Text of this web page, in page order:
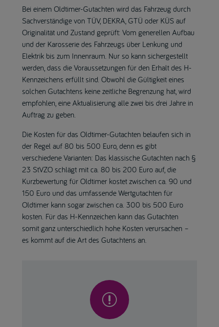
Bei einem Oldtimer-Gutachten wird das Fahrzeug durch
Sachverständige von TÜV, DEKRA, GTÜ oder KÜS auf
Originalität und Zustand geprüft: Vom generellen Aufbau
und der Karosserie des Fahrzeugs über Lenkung und
Elektrik bis zum Innenraum. Nur so kann sichergestellt
werden, dass die Voraussetzungen für den Erhalt des H-
Kennzeichens erfüllt sind. Obwohl die Gültigkeit eines
solchen Gutachtens keine zeitliche Begrenzung hat, wird
empfohlen, eine Aktualisierung alle zwei bis drei Jahre in
Auftrag zu geben.
Die Kosten für das Oldtimer-Gutachten belaufen sich in
der Regel auf 80 bis 500 Euro, denn es gibt
verschiedene Varianten: Das klassische Gutachten nach §
23 StVZO schlägt mit ca. 80 bis 200 Euro auf, die
Kurzbewertung für Oldtimer kostet zwischen ca. 90 und
150 Euro und das umfassende Wertgutachten für
Oldtimer kann sogar zwischen ca. 300 bis 500 Euro
kosten. Für das H-Kennzeichen kann das Gutachten
somit ganz unterschiedlich hohe Kosten verursachen –
es kommt auf die Art des Gutachtens an.
r